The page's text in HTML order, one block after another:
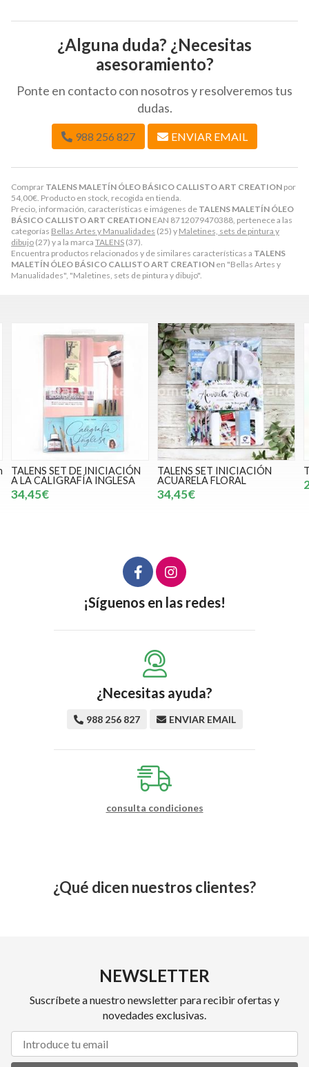
Comprar TALENS MALETÍN ÓLEO BÁSICO CALLISTO ART CREATION por
54,00€ . Producto en stock, recogida en tienda.
Precio, información, características e imágenes de TALENS MALETÍN ÓLEO
BÁSICO CALLISTO ART CREATION EAN 8712079470388, pertenece a las
categorías Bellas Artes y Manualidades (25) y Maletines, sets de pintura y
dibujo (27) y a la marca TALENS (37).
Encuentra productos relacionados y de similares características a TALENS
MALETÍN ÓLEO BÁSICO CALLISTO ART CREATION en "Bellas Artes y
Manualidades", "Maletines, sets de pintura y dibujo".
¿Alguna duda? ¿Necesitas
asesoramiento?
Ponte en contacto con nosotros y resolveremos tus
dudas.
988 256 827 ENVIAR EMAIL
TALENS SET INICIACIÓN
ACUARELA FLORAL
34,45€
TALENS SET LEARNIG
28,85€
¡Síguenos en las redes!
¿Necesitas ayuda?
988 256 827 ENVIAR EMAIL
consulta condiciones
¿Qué dicen nuestros clientes?
NEWSLETTER
Suscríbete a nuestro newsletter para recibir ofertas y
novedades exclusivas.